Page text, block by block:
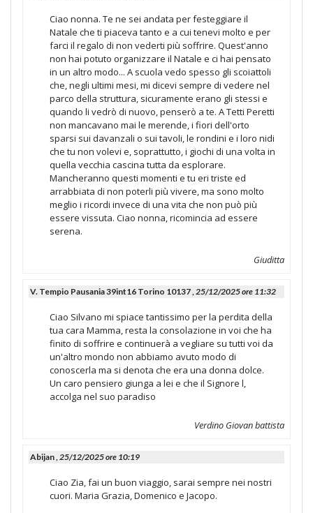
Ciao nonna. Te ne sei andata per festeggiare il
Natale che ti piaceva tanto e a cui tenevi molto e per
farci il regalo di non vederti più soffrire. Quest'anno
non hai potuto organizzare il Natale e ci hai pensato
in un altro modo... A scuola vedo spesso gli scoiattoli
che, negli ultimi mesi, mi dicevi sempre di vedere nel
parco della struttura, sicuramente erano gli stessi e
quando li vedrò di nuovo, penserò a te. A Tetti Peretti
non mancavano mai le merende, i fiori dell'orto
sparsi sui davanzali o sui tavoli, le rondini e i loro nidi
che tu non volevi e, soprattutto, i giochi di una volta in
quella vecchia cascina tutta da esplorare.
Mancheranno questi momenti e tu eri triste ed
arrabbiata di non poterli più vivere, ma sono molto
meglio i ricordi invece di una vita che non può più
essere vissuta. Ciao nonna, ricomincia ad essere
serena.
Giuditta
V. Tempio Pausania 39int16 Torino 10137 ,25/12/2025 ore 11:32
Ciao Silvano mi spiace tantissimo per la perdita della
tua cara Mamma, resta la consolazione in voi che ha
finito di soffrire e continuerà a vegliare su tutti voi da
un'altro mondo non abbiamo avuto modo di
conoscerla ma si denota che era una donna dolce.
Un caro pensiero giunga a lei e che il Signore l,
accolga nel suo paradiso
Verdino Giovan battista
Abijan ,25/12/2025 ore 10:19
Ciao Zia, fai un buon viaggio, sarai sempre nei nostri
cuori. Maria Grazia, Domenico e Jacopo.